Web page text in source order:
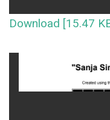
Download [15.47